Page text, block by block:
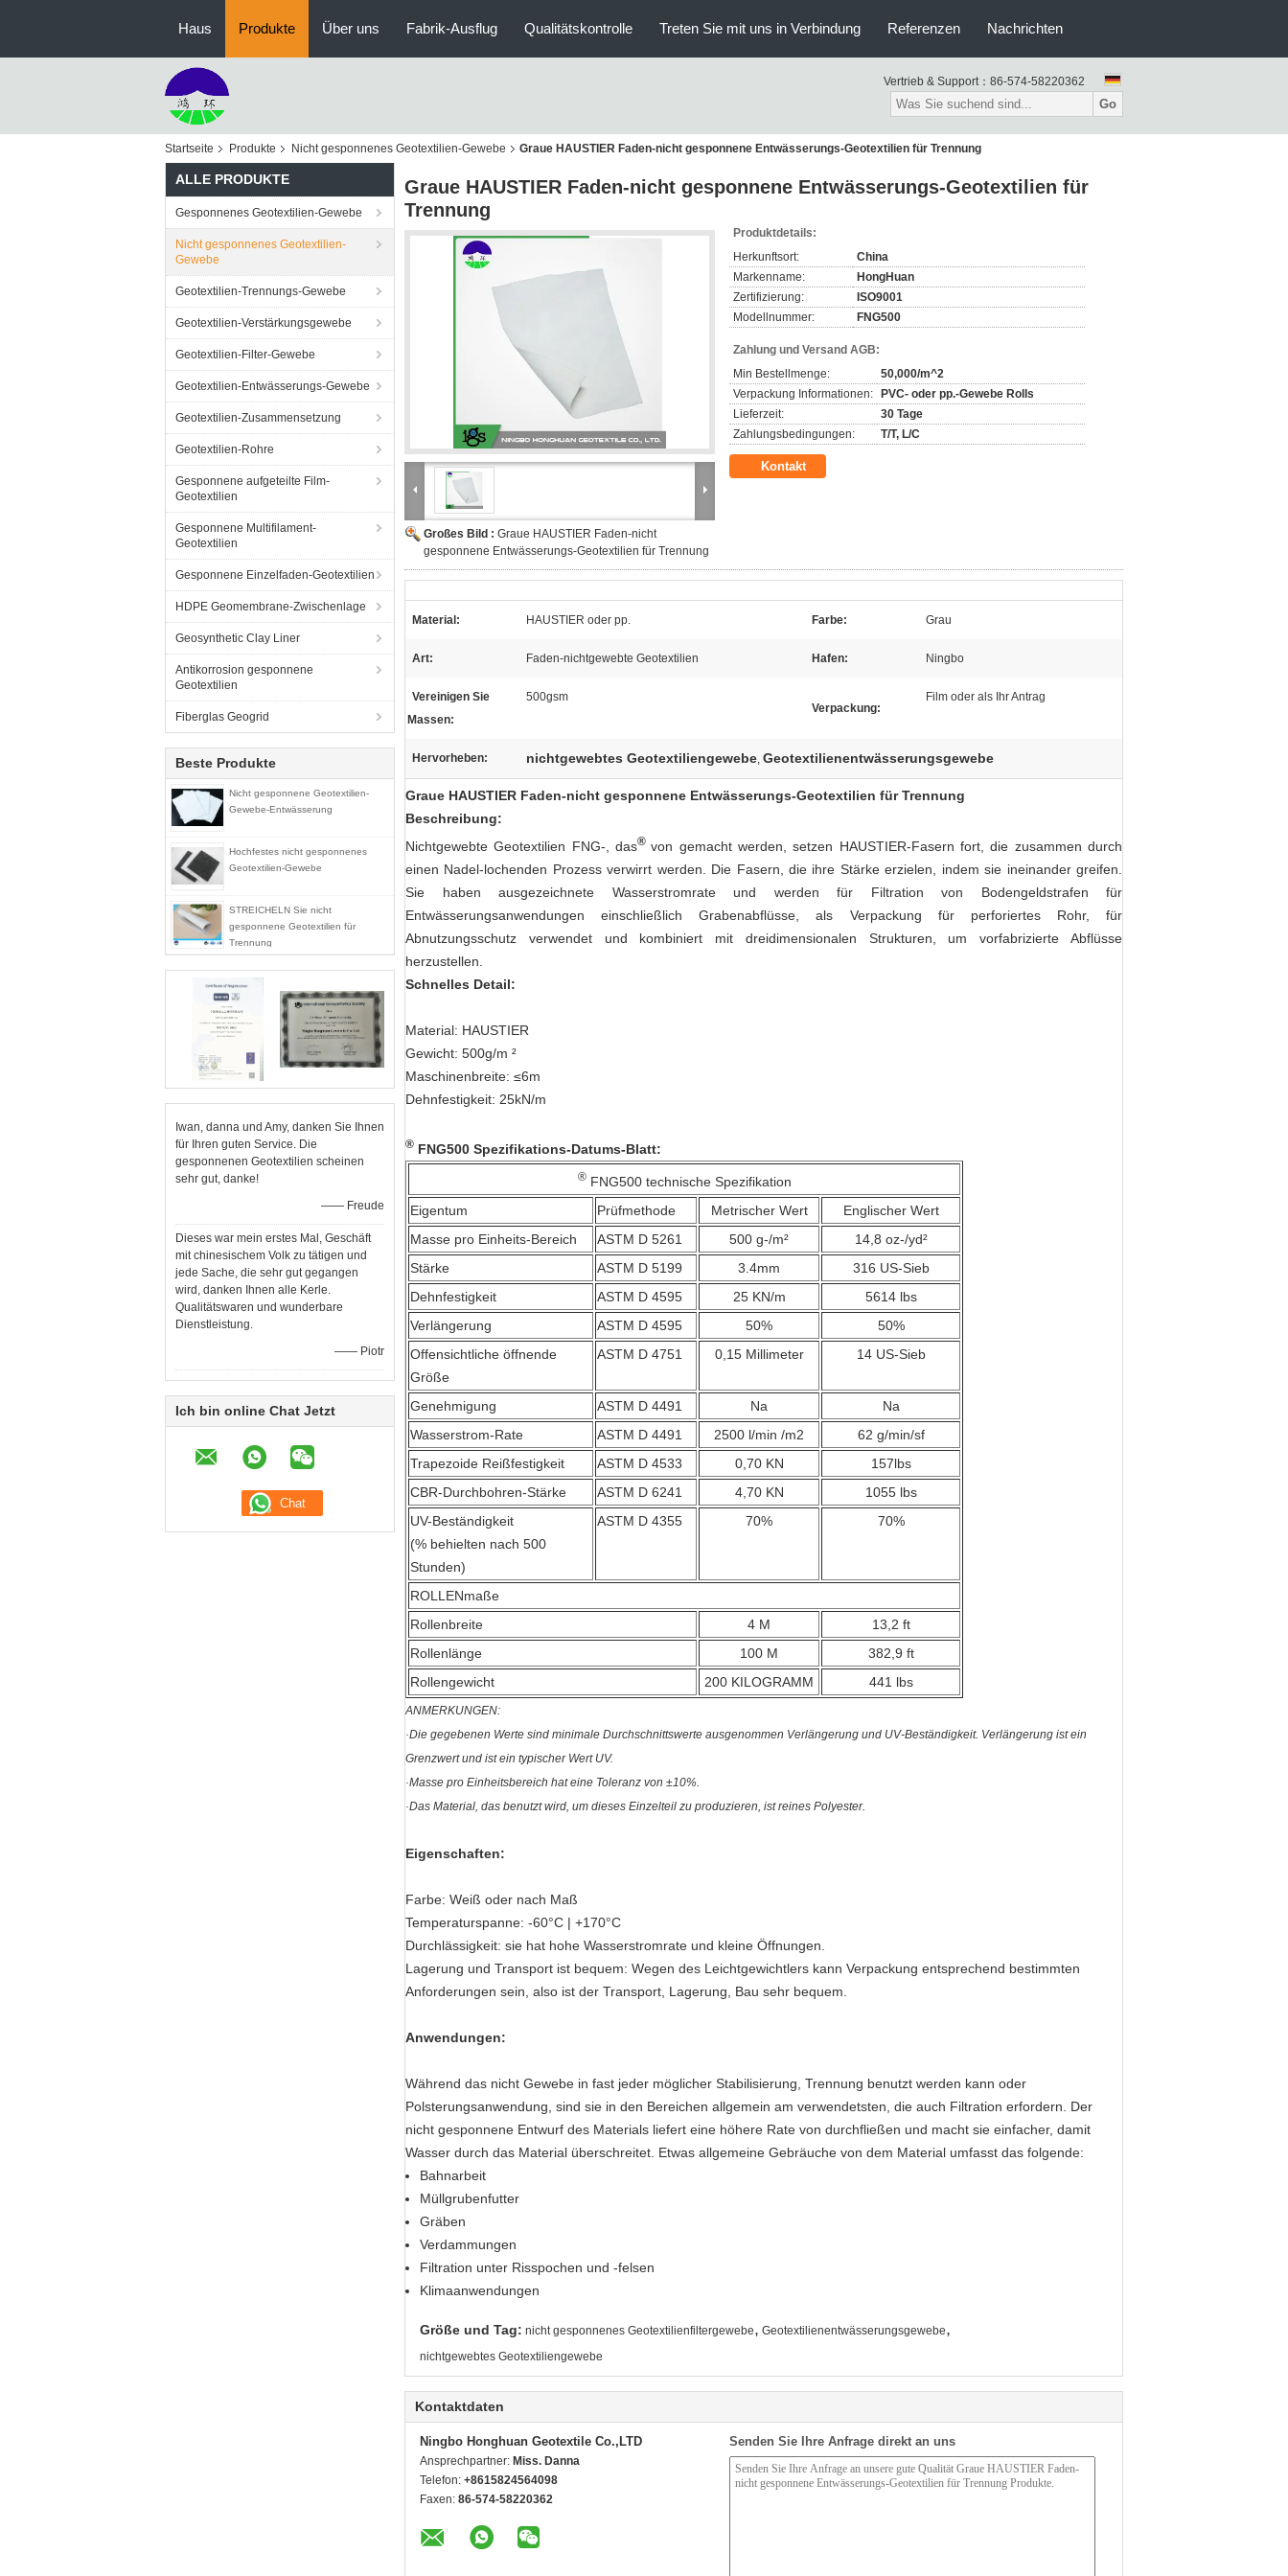
Haus Produkte Über uns Fabrik-Ausflug Qualitätskontrolle Treten Sie mit uns in Verbindung Referenzen Nachrichten
Vertrieb & Support： 86-574-58220362
Go
Startseite Produkte Nicht gesponnenes Geotextilien-Gewebe Graue HAUSTIER Faden-nicht gesponnene Entwässerungs-Geotextilien für Trennung
ALLE PRODUKTE
Gesponnenes Geotextilien-Gewebe
Nicht gesponnenes Geotextilien-
Gewebe
Geotextilien-Trennungs-Gewebe
Geotextilien-Verstärkungsgewebe
Geotextilien-Filter-Gewebe
Geotextilien-Entwässerungs-Gewebe
Geotextilien-Zusammensetzung
Geotextilien-Rohre
Gesponnene aufgeteilte Film-
Geotextilien
Gesponnene Multifilament-
Geotextilien
Gesponnene Einzelfaden-Geotextilien
HDPE Geomembrane-Zwischenlage
Geosynthetic Clay Liner
Antikorrosion gesponnene
Geotextilien
Fiberglas Geogrid
Beste Produkte
Nicht gesponnene Geotextilien-
Gewebe-Entwässerung
Hochfestes nicht gesponnenes
Geotextilien-Gewebe
STREICHELN Sie nicht
gesponnene Geotextilien für
Trennung
Iwan, danna und Amy, danken Sie Ihnen
für Ihren guten Service. Die
gesponnenen Geotextilien scheinen
sehr gut, danke!
—— Freude
Dieses war mein erstes Mal, Geschäft
mit chinesischem Volk zu tätigen und
jede Sache, die sehr gut gegangen
wird, danken Ihnen alle Kerle.
Qualitätswaren und wunderbare
Dienstleistung.
—— Piotr
Ich bin online Chat Jetzt
Graue HAUSTIER Faden-nicht gesponnene Entwässerungs-Geotextilien für
Trennung
Großes Bild : Graue HAUSTIER Faden-nicht
gesponnene Entwässerungs-Geotextilien für Trennung
Produktdetails:
Herkunftsort:
China
Markenname:
HongHuan
Zertifizierung:
ISO9001
Modellnummer:
FNG500
Zahlung und Versand AGB:
Min Bestellmenge:
50,000/m^2
Verpackung Informationen:
PVC- oder pp.-Gewebe Rolls
Lieferzeit:
30 Tage
Zahlungsbedingungen:
T/T, L/C
Kontakt
Material: HAUSTIER oder pp. Farbe: Grau
Art: Faden-nichtgewebte Geotextilien Hafen: Ningbo
Vereinigen Sie
Massen:
500gsm
Verpackung:
Film oder als Ihr Antrag
Hervorheben: nichtgewebtes Geotextiliengewebe, Geotextilienentwässerungsgewebe
Graue HAUSTIER Faden-nicht gesponnene Entwässerungs-Geotextilien für Trennung
Beschreibung:
Nichtgewebte Geotextilien FNG-, das® von gemacht werden, setzen HAUSTIER-Fasern fort, die zusammen durch
einen Nadel-lochenden Prozess verwirrt werden. Die Fasern, die ihre Stärke erzielen, indem sie ineinander greifen.
Sie haben ausgezeichnete Wasserstromrate und werden für Filtration von Bodengeldstrafen für
Entwässerungsanwendungen einschließlich Grabenabflüsse, als Verpackung für perforiertes Rohr, für
Abnutzungsschutz verwendet und kombiniert mit dreidimensionalen Strukturen, um vorfabrizierte Abflüsse
herzustellen.
Schnelles Detail:
Material: HAUSTIER
Gewicht: 500g/m ²
Maschinenbreite: ≤6m
Dehnfestigkeit: 25kN/m
® FNG500 Spezifikations-Datums-Blatt:
®FNG500 technische Spezifikation
Eigentum
Prüfmethode Metrischer Wert
Englischer Wert
Masse pro Einheits-Bereich
ASTM D 5261 500 g-/m²
14,8 oz-/yd²
Stärke
ASTM D 5199 3.4mm
316 US-Sieb
Dehnfestigkeit
ASTM D 4595 25 KN/m
5614 lbs
Verlängerung
ASTM D 4595 50%
50%
Offensichtliche öffnende
Größe
ASTM D 4751 0,15 Millimeter 14 US-Sieb
Genehmigung ASTM D 4491 Na
Na
Wasserstrom-Rate
ASTM D 4491 2500 l/min /m2
62 g/min/sf
Trapezoide Reißfestigkeit
ASTM D 4533 0,70 KN
157lbs
CBR-Durchbohren-Stärke
ASTM D 6241 4,70 KN
1055 lbs
UV-Beständigkeit
(% behielten nach 500
Stunden)
ASTM D 4355 70% 70%
ROLLENmaße
Rollenbreite
4 M
13,2 ft
Rollenlänge
100 M
382,9 ft
Rollengewicht
200 KILOGRAMM 441 lbs
ANMERKUNGEN:
·Die gegebenen Werte sind minimale Durchschnittswerte ausgenommen Verlängerung und UV-Beständigkeit. Verlängerung ist ein
Grenzwert und ist ein typischer Wert UV.
·Masse pro Einheitsbereich hat eine Toleranz von ±10%.
·Das Material, das benutzt wird, um dieses Einzelteil zu produzieren, ist reines Polyester.
Eigenschaften:
Farbe: Weiß oder nach Maß
Temperaturspanne: -60°C | +170°C
Durchlässigkeit: sie hat hohe Wasserstromrate und kleine Öffnungen.
Lagerung und Transport ist bequem: Wegen des Leichtgewichtlers kann Verpackung entsprechend bestimmten
Anforderungen sein, also ist der Transport, Lagerung, Bau sehr bequem.
Anwendungen:
Während das nicht Gewebe in fast jeder möglicher Stabilisierung, Trennung benutzt werden kann oder
Polsterungsanwendung, sind sie in den Bereichen allgemein am verwendetsten, die auch Filtration erfordern. Der
nicht gesponnene Entwurf des Materials liefert eine höhere Rate von durchfließen und macht sie einfacher, damit
Wasser durch das Material überschreitet. Etwas allgemeine Gebräuche von dem Material umfasst das folgende:
Bahnarbeit
Müllgrubenfutter
Gräben
Verdammungen
Filtration unter Risspochen und -felsen
Klimaanwendungen
Größe und Tag: nicht gesponnenes Geotextilienfiltergewebe, Geotextilienentwässerungsgewebe,
nichtgewebtes Geotextiliengewebe
Kontaktdaten
Ningbo Honghuan Geotextile Co.,LTD
Ansprechpartner: Miss. Danna
Telefon: +8615824564098
Faxen: 86-574-58220362
Senden Sie Ihre Anfrage direkt an uns